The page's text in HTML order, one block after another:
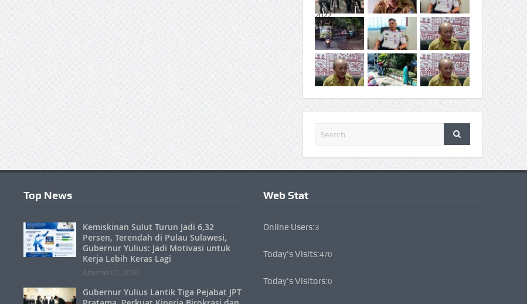
Top News
Kemiskinan Sulut Turun Jadi 6,32
Persen, Terendah di Pulau Sulawesi,
Gubernur Yulius: Jadi Motivasi untuk
Kerja Lebih Keras Lagi
Agustus 05, 2026
Gubernur Yulius Lantik Tiga Pejabat JPT
Web Stat
Online Users:3
Today's Visits:470
Today's Visitors:0